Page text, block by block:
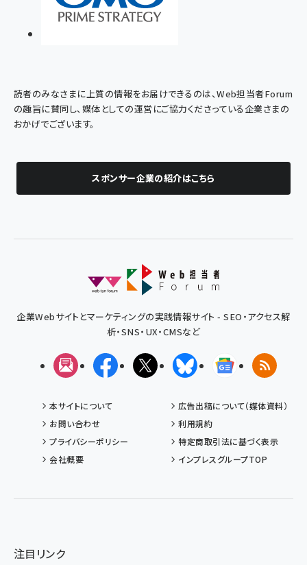
読者のみなさまに上質の情報をお届けできるのは、Web担当者Forum
の趣旨に賛同し、媒体としての運営にご協力くださっている企業さまの
おかげでございます。
スポンサー企業の紹介はこちら
企業Webサイトとマーケティングの実践情報サイト - SEO・アクセス解
析・SNS・UX・CMSなど
メルマガFacebookX(エックス)BlueskyGoogleニュ
RSS
本サイトについて
広告出稿について（媒体資料）
お問い合わせ
利用規約
プライバシーポリシー
特定商取引法に基づく表示
会社概要
インプレスグループTOP
注目リンク